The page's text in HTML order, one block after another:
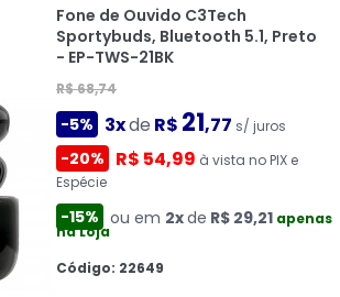
Fone de Ouvido C3Tech
Sportybuds, Bluetooth 5.1, Preto
- EP-TWS-21BK
R$ 68,74
-5% 3xde R$ 21,77 s/ juros
-20% R$ 54,99 à vista no PIX e
Espécie
-15% ou em 2xde R$ 29,21 apenas
na Loja
Código: 22649